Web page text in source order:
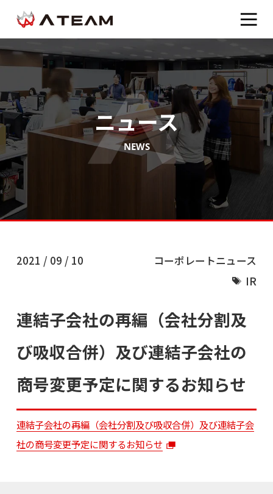
ニュース
NEWS
2021 / 09 / 10
コーポレートニュース
IR
連結子会社の再編（会社分割及
び吸収合併）及び連結子会社の
商号変更予定に関するお知らせ
連結子会社の再編（会社分割及び吸収合併）及び連結子会
社の商号変更予定に関するお知らせ